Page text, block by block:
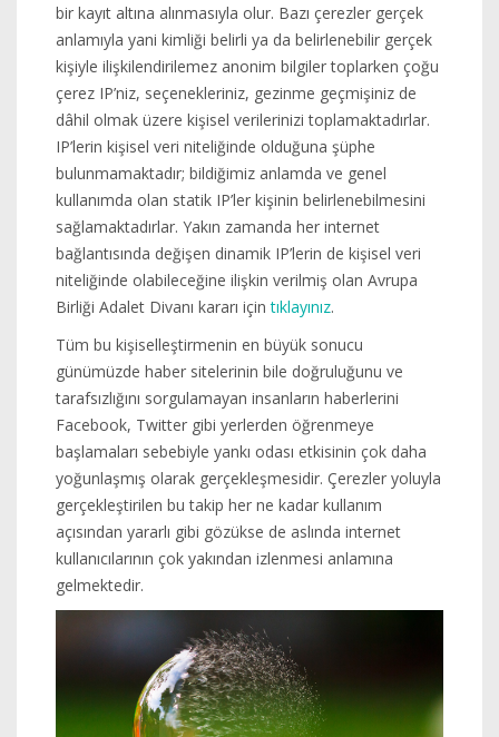
bir kayıt altına alınmasıyla olur. Bazı çerezler gerçek
anlamıyla yani kimliği belirli ya da belirlenebilir gerçek
kişiyle ilişkilendirilemez anonim bilgiler toplarken çoğu
çerez IP’niz, seçenekleriniz, gezinme geçmişiniz de
dâhil olmak üzere kişisel verilerinizi toplamaktadırlar.
IP’lerin kişisel veri niteliğinde olduğuna şüphe
bulunmamaktadır; bildiğimiz anlamda ve genel
kullanımda olan statik IP’ler kişinin belirlenebilmesini
sağlamaktadırlar. Yakın zamanda her internet
bağlantısında değişen dinamik IP’lerin de kişisel veri
niteliğinde olabileceğine ilişkin verilmiş olan Avrupa
Birliği Adalet Divanı kararı içintıklayınız.
Tüm bu kişiselleştirmenin en büyük sonucu
günümüzde haber sitelerinin bile doğruluğunu ve
tarafsızlığını sorgulamayan insanların haberlerini
Facebook, Twitter gibi yerlerden öğrenmeye
başlamaları sebebiyle yankı odası etkisinin çok daha
yoğunlaşmış olarak gerçekleşmesidir. Çerezler yoluyla
gerçekleştirilen bu takip her ne kadar kullanım
açısından yararlı gibi gözükse de aslında internet
kullanıcılarının çok yakından izlenmesi anlamına
gelmektedir.